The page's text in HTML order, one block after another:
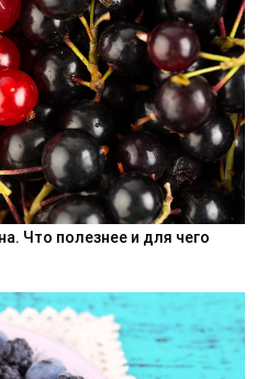
Что полезнее и для чего